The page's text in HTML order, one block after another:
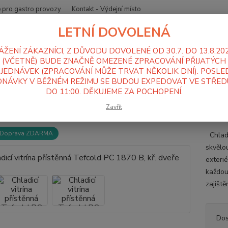
pro gastro provozy Kontakt - Výdejní místo
Po-Pá
Mrazáky Vitríny Chladicí vitrína přístěnná Tefcold PC 1870 B,
vitrína přístěnná Tefcold
Doprava ZDARMA
LETNÍ DOVOLENÁ
ZÁKAZNÍCI, Z DŮVODU DOVOLENÉ OD 30.7. DO
(VČETNĚ) BUDE ZNAČNĚ OMEZENÉ ZPRACOVÁNÍ PŘIJATÝCH
(ZPRACOVÁNÍ MŮŽE TRVAT NĚKOLIK DNÍ).
V BĚŽNÉM REŽIMU SE BUDOU EXPEDOVAT VE
DO 11:00. DĚKUJEME ZA POCHOPENÍ.
Zavřít